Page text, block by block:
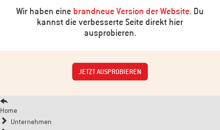
Wir haben eine brandneue Version der Website. Du
kannst die verbesserte Seite direkt hier
ausprobieren.
JETZT AUSPROBIEREN
Home
Unternehmen